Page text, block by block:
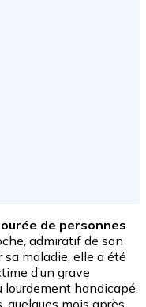
de personnes
admiratif de son
sa maladie, elle a été
d’un grave
lourdement handicapé.